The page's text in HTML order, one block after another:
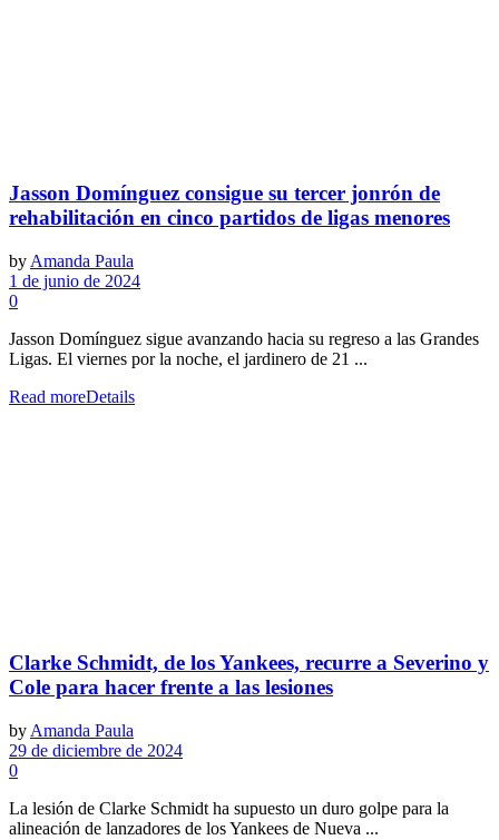
Jasson Domínguez consigue su tercer jonrón de
rehabilitación en cinco partidos de ligas menores
by Amanda Paula
1 de junio de 2024
0
Jasson Domínguez sigue avanzando hacia su regreso a las Grandes
Ligas. El viernes por la noche, el jardinero de 21 ...
Read moreDetails
Clarke Schmidt, de los Yankees, recurre a Severino y
Cole para hacer frente a las lesiones
by Amanda Paula
29 de diciembre de 2024
0
La lesión de Clarke Schmidt ha supuesto un duro golpe para la
alineación de lanzadores de los Yankees de Nueva ...